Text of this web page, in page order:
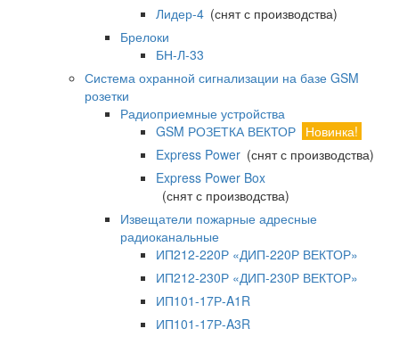
Лидер-4 (снят с производства)
Брелоки
БН-Л-33
Система охранной сигнализации на базе GSM
розетки
Радиоприемные устройства
GSM РОЗЕТКА ВЕКТОР Новинка!
Express Power (снят с производства)
Express Power Box
(снят с производства)
Извещатели пожарные адресные
радиоканальные
ИП212-220Р «ДИП-220Р ВЕКТОР»
ИП212-230Р «ДИП-230Р ВЕКТОР»
ИП101-17Р-A1R
ИП101-17Р-A3R